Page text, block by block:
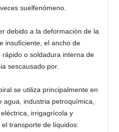
suelfenómeno.
debido a la deformación de la
insuficiente, el ancho de
o soldadura interna de
sescausado por.
se utiliza principalmente en
agua, industria petroquímica,
irrigagrícola y
transporte de líquidos: